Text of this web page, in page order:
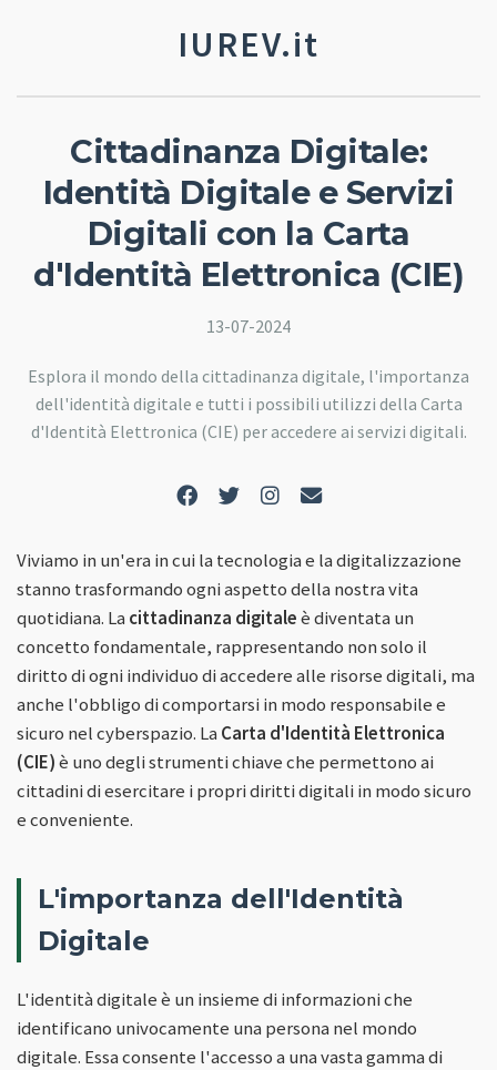
IUREV.it
Cittadinanza Digitale:
Identità Digitale e Servizi
Digitali con la Carta
d'Identità Elettronica (CIE)
13-07-2024
Esplora il mondo della cittadinanza digitale, l'importanza
dell'identità digitale e tutti i possibili utilizzi della Carta
d'Identità Elettronica (CIE) per accedere ai servizi digitali.
Viviamo in un'era in cui la tecnologia e la digitalizzazione
stanno trasformando ogni aspetto della nostra vita
quotidiana. La cittadinanza digitaleè diventata un
concetto fondamentale, rappresentando non solo il
diritto di ogni individuo di accedere alle risorse digitali, ma
anche l'obbligo di comportarsi in modo responsabile e
sicuro nel cyberspazio. La Carta d'Identità Elettronica
(CIE)è uno degli strumenti chiave che permettono ai
cittadini di esercitare i propri diritti digitali in modo sicuro
e conveniente.
L'importanza dell'Identità
Digitale
L'identità digitale è un insieme di informazioni che
identificano univocamente una persona nel mondo
digitale. Essa consente l'accesso a una vasta gamma di